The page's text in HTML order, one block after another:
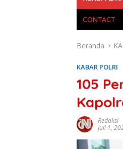
CONTACT
Beranda
KABAR POLRI
105
Redaksi
Juli 1,